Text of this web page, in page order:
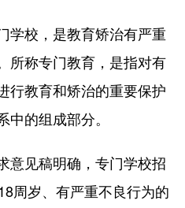
校，是教育矫治有严重
所称专门教育，是指对有
行教育和矫治的重要保护
的组成部分。
见稿明确，专门学校招
周岁、有严重不良行为的